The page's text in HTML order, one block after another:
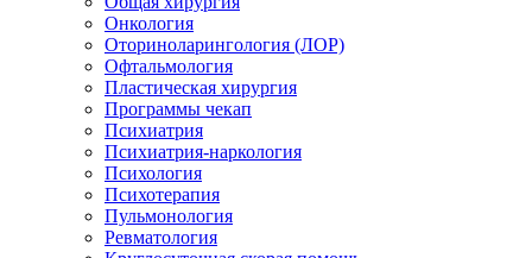
Онкология
Оториноларингология (ЛОР)
Офтальмология
Пластическая хирургия
Программы чекап
Психиатрия
Психиатрия-наркология
Психология
Психотерапия
Пульмонология
Ревматология